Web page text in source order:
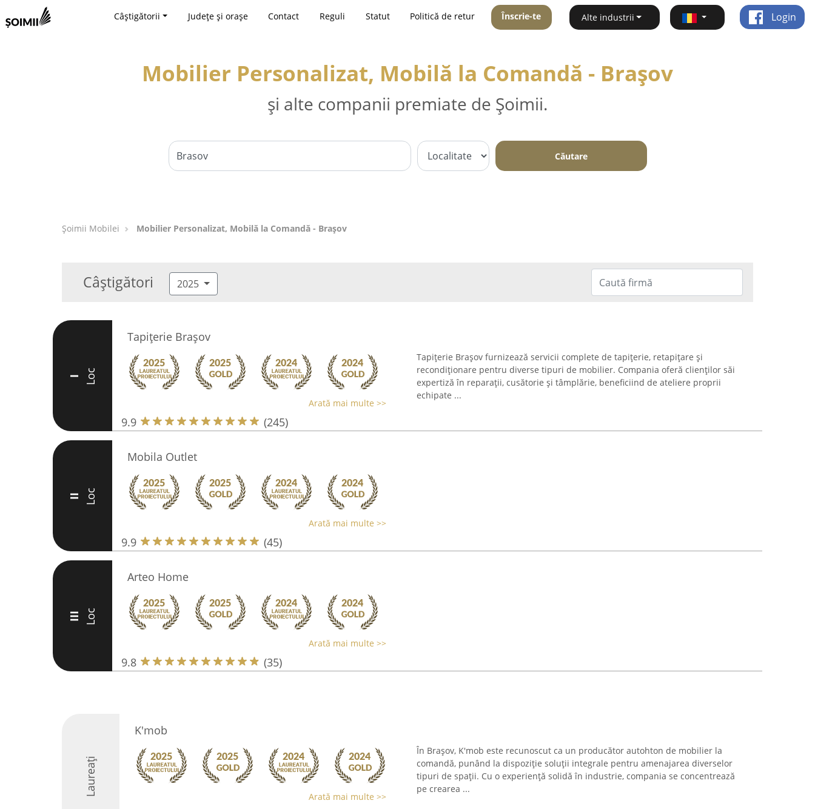
Câștigătorii Județe și orașe Contact Reguli Statut Politică de retur Înscrie-te Alte industrii Login
Mobilier Personalizat, Mobilă la Comandă - Braşov
și alte companii premiate de Șoimii.
Căutare
Șoimii Mobilei Mobilier Personalizat, Mobilă la Comandă - Braşov
Câștigători 2025
I Loc
Tapițerie Brașov
Arată mai multe >>
9.9 (245)
Tapițerie Brașov furnizează servicii complete de tapițerie, retapițare și
recondiționare pentru diverse tipuri de mobilier. Compania oferă clienților săi
expertiză în reparații, cusătorie și tâmplărie, beneficiind de ateliere proprii
echipate ...
II Loc
Mobila Outlet
Arată mai multe >>
9.9 (45)
III Loc
Arteo Home
Arată mai multe >>
9.8 (35)
Laureați
K'mob
Arată mai multe >>
În Brașov, K'mob este recunoscut ca un producător autohton de mobilier la
comandă, punând la dispoziție soluții integrale pentru amenajarea diverselor
tipuri de spații. Cu o experiență solidă în industrie, compania se concentrează
pe crearea ...